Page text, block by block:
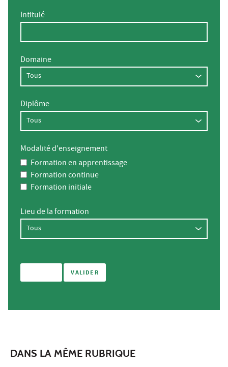
Intitulé
Domaine
Diplôme
Modalité d'enseignement
Formation en apprentissage
Formation continue
Formation initiale
Lieu de la formation
DANS LA MÊME RUBRIQUE